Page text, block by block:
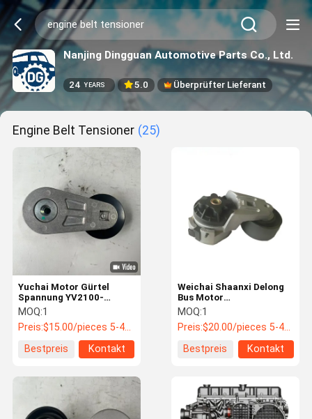
Nanjing Dingguan Automotive Parts Co., Ltd.
24 YEARS 5.0 Überprüfter Lieferant
Engine Belt Tensioner (25)
Yuchai Motor Gürtel
Spannung YV2100-
1002450 0.2s Reaktion
500k Zyklus HPF Stahl
-40C bis 125C Bus
MOQ:1
Preis:$15.00/pieces 5-49 pieces
Bestpreis
Kontakt
Weichai Shaanxi Delong
Bus Motor
Riemenspannrolle
612600061332 1M Zyklus
Aluminium Bus
MOQ:1
Preis:$20.00/pieces 5-49 pieces
Bestpreis
Kontakt